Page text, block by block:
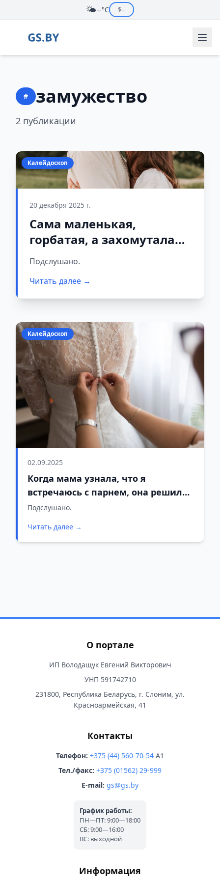
🌤️--°C $--
# замужество
2 публикации
Калейдоскоп
20 декабря 2025 г.
Сама маленькая,
горбатая, а захомутала
самого красивого парня.
Но всех поверг в
изумление финал
Подслушано.
Читать далее →
Калейдоскоп
02.09.2025
Когда мама узнала, что я
встречаюсь с парнем, она решила
насильно выдать меня замуж за
Подслушано.
Читать далее →
О портале
ИП Володащук Евгений Викторович
УНП 591742710
231800, Республика Беларусь, г. Слоним, ул.
Красноармейская, 41
Контакты
Телефон: +375 (44) 560-70-54 A1
Тел./факс: +375 (01562) 29-999
E-mail: gs@gs.by
График работы:
ПН—ПТ: 9:00—18:00
СБ: 9:00—16:00
ВС: выходной
Информация